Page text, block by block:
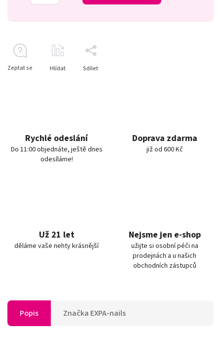
Zeptat se Hlídat Sdílet
Rychlé odeslání
Do 11:00 objednáte, ještě dnes
odesíláme!
Doprava zdarma
již od 600 Kč
Už 21 let
děláme vaše nehty krásnější
Nejsme jen e-shop
užijte si osobní péči na
prodejnách a u našich
obchodních zástupců
Popis Značka EXPA-nails